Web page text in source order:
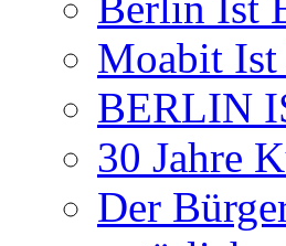
Moabit Ist
BERLIN
30 Jahre
Der